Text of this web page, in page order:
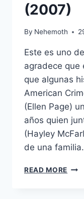
(2007)
By Nehemoth
Este es uno
agradece que
que algunas
American
(Ellen Page)
años quien
(Hayley
de una
READ MORE AN